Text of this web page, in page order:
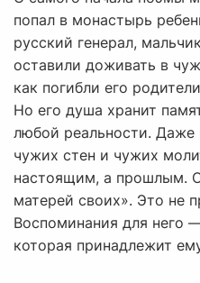
попал в монастырь
русский генерал,
оставили доживать в
как погибли его
Но его душа хранит
любой реальности. Даже
чужих стен и чужих
настоящим, а прошлым.
матерей своих». Это не
Воспоминания для него
которая принадлежит